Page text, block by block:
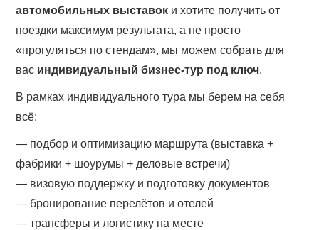
автомобильных выставок и хотите получить от
поездки максимум результата, а не просто
«прогуляться по стендам», мы можем собрать для
вас индивидуальный бизнес-тур под ключ.
В рамках индивидуального тура мы берем на себя
всё:
— подбор и оптимизацию маршрута (выставка +
фабрики + шоурумы + деловые встречи)
— визовую поддержку и подготовку документов
— бронирование перелётов и отелей
— трансферы и логистику на месте